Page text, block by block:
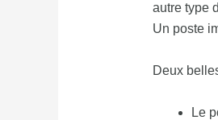
autre type
Un poste
Deux
Le